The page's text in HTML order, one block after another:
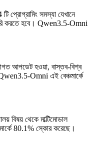
প্রোগ্রামিং সমস্যা যেখানে
করতে হবে। Qwen3.5-Omni
আপডেট হওয়া, বাস্তব-বিশ্ব
Omni এই বেঞ্চমার্কে
বিষয় থেকে মাল্টিমোডাল
80.1% স্কোর করেছে।